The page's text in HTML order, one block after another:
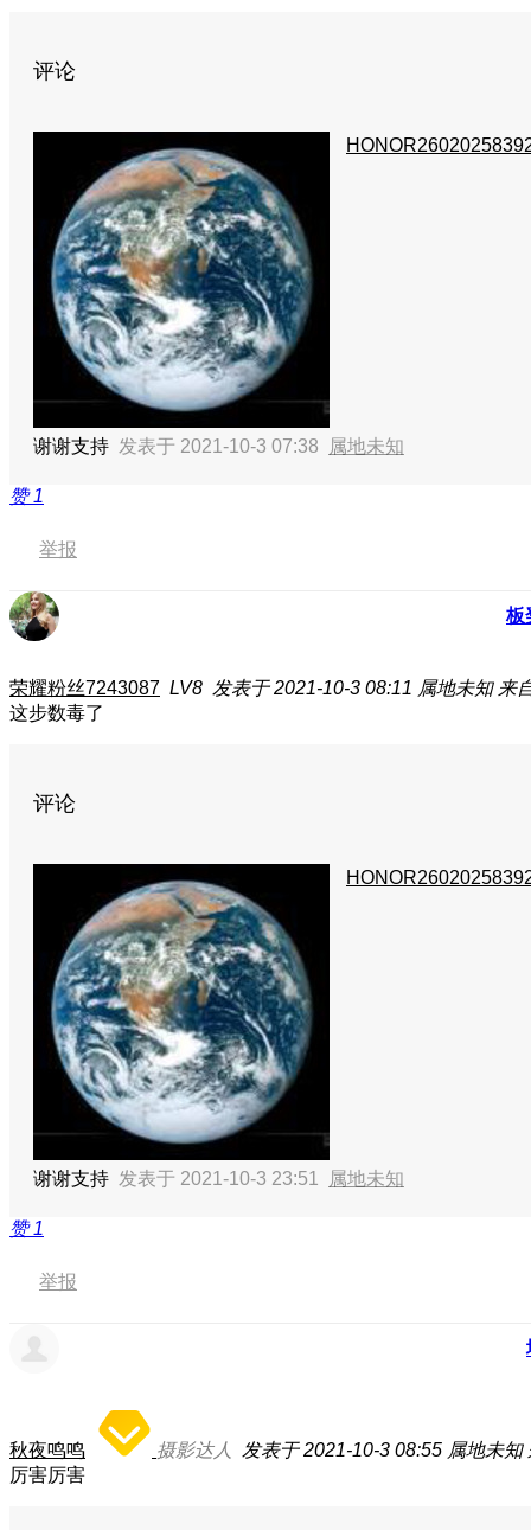
评论
谢谢支持 发表于 2021-10-3 07:38 属地未知
赞1
举报
板
荣耀粉丝7243087 LV8 发表于 2021-10-3 08:11 属地未知 来
这步数毒了
评论
谢谢支持 发表于 2021-10-3 23:51 属地未知
赞1
举报
秋夜鸣鸣 摄影达人 发表于 2021-10-3 08:55 属地未知
厉害厉害